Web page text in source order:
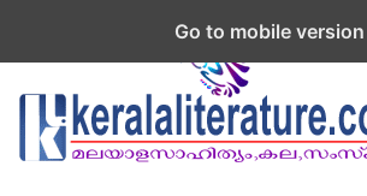
Go to mobile version